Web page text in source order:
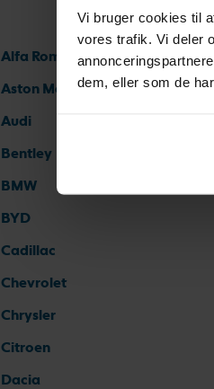
Vi bruger cookies til
vores trafik. Vi deler
dem, eller som de
Alfa Romeo
Aston Martin
Audi
Bentley
BMW
BYD
Cadillac
Chevrolet
Chrysler
Citroen
Dacia